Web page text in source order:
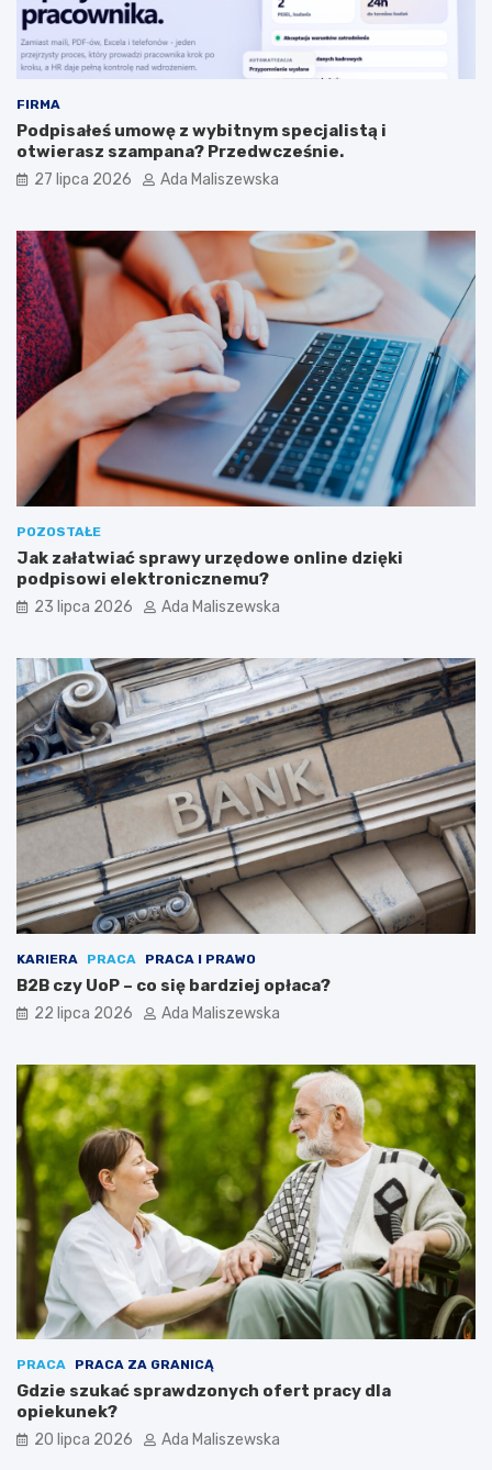
FIRMA
Podpisałeś umowę z wybitnym specjalistą i
otwierasz szampana? Przedwcześnie.
27 lipca 2026 Ada Maliszewska
POZOSTAŁE
Jak załatwiać sprawy urzędowe online dzięki
podpisowi elektronicznemu?
23 lipca 2026 Ada Maliszewska
KARIERA PRACA PRACA I PRAWO
B2B czy UoP – co się bardziej opłaca?
22 lipca 2026 Ada Maliszewska
PRACA PRACA ZA GRANICĄ
Gdzie szukać sprawdzonych ofert pracy dla
opiekunek?
20 lipca 2026 Ada Maliszewska